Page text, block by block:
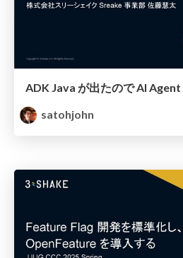
ADK Java が出たので AI Agent
satohjohn